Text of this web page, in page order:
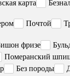
карта
Почтой
фризе
Померанский
Без породы